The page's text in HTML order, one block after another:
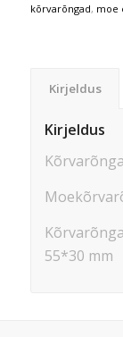
kõrvarõngad, moe
Kirjeldus
Kirjeldus
55*30 mm